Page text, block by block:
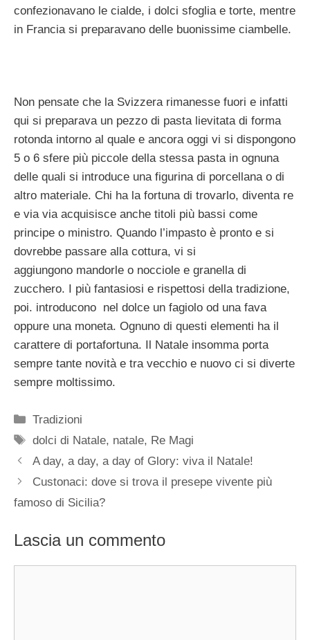
confezionavano le cialde, i dolci sfoglia e torte, mentre
in Francia si preparavano delle buonissime ciambelle.
Non pensate che la Svizzera rimanesse fuori e infatti
qui si preparava un pezzo di pasta lievitata di forma
rotonda intorno al quale e ancora oggi vi si dispongono
5 o 6 sfere più piccole della stessa pasta in ognuna
delle quali si introduce una figurina di porcellana o di
altro materiale. Chi ha la fortuna di trovarlo, diventa re
e via via acquisisce anche titoli più bassi come
principe o ministro. Quando l’impasto è pronto e si
dovrebbe passare alla cottura, vi si
aggiungono mandorle o nocciole e granella di
zucchero. I più fantasiosi e rispettosi della tradizione,
poi. introducono nel dolce un fagiolo od una fava
oppure una moneta. Ognuno di questi elementi ha il
carattere di portafortuna. Il Natale insomma porta
sempre tante novità e tra vecchio e nuovo ci si diverte
sempre moltissimo.
Categorie
Tradizioni
Tag
dolci di Natale, natale, Re Magi
A day, a day, a day of Glory: viva il Natale!
Custonaci: dove si trova il presepe vivente più
famoso di Sicilia?
Lascia un commento